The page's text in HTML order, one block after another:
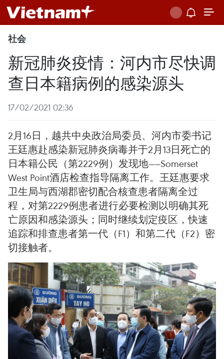
社会
新冠肺炎疫情：河内市尽快调
查日本籍病例的感染源头
17/02/2021 02:36
2月16日，越共中央政治局委员、河内市委书记
王廷惠赴感染新冠肺炎病毒并于2月13日死亡的
日本籍公民（第2229例）发现地——Somerset
West Point酒店检查指导隔离工作。王廷惠要求
卫生局与西湖郡密切配合核查患者隔离全过
程，对第2229例患者进行必要检测以明确其死
亡原因和感染源头；同时继续划定疫区，快速
追踪和排查患者第一代（F1）和第二代（F2）密
切接触者。